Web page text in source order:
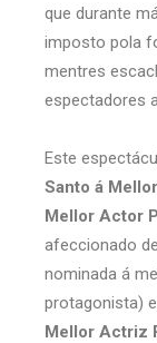
que durante
imposto pola
mentres
espectadores
Este
Santo á
Mellor Actor
afeccionado
nominada á
protagonista)
Mellor Actriz